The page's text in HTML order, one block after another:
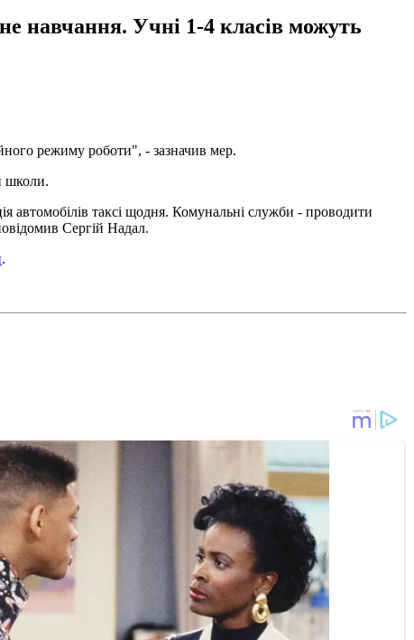
навчання. Учні 1-4 класів можуть
режиму роботи", - зазначив мер.
школи.
автомобілів таксі щодня. Комунальні служби - проводити
Сергій Надал.
.